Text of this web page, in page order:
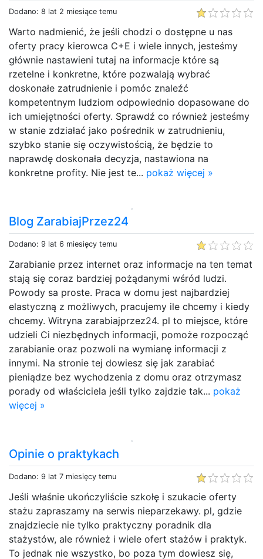
Dodano: 8 lat 2 miesiące temu
Warto nadmienić, że jeśli chodzi o dostępne u nas
oferty pracy kierowca C+E i wiele innych, jesteśmy
głównie nastawieni tutaj na informacje które są
rzetelne i konkretne, które pozwalają wybrać
doskonałe zatrudnienie i pomóc znaleźć
kompetentnym ludziom odpowiednio dopasowane do
ich umiejętności oferty. Sprawdź co również jesteśmy
w stanie zdziałać jako pośrednik w zatrudnieniu,
szybko stanie się oczywistością, że będzie to
naprawdę doskonała decyzja, nastawiona na
konkretne profity. Nie jest te... pokaż więcej »
Blog ZarabiajPrzez24
Dodano: 9 lat 6 miesięcy temu
Zarabianie przez internet oraz informacje na ten temat
stają się coraz bardziej pożądanymi wśród ludzi.
Powody sa proste. Praca w domu jest najbardziej
elastyczną z możliwych, pracujemy ile chcemy i kiedy
chcemy. Witryna zarabiajprzez24. pl to miejsce, które
udzieli Ci niezbędnych informacji, pomoże rozpocząć
zarabianie oraz pozwoli na wymianę informacji z
innymi. Na stronie tej dowiesz się jak zarabiać
pieniądze bez wychodzenia z domu oraz otrzymasz
porady od właściciela jeśli tylko zajdzie tak... pokaż
więcej »
Opinie o praktykach
Dodano: 9 lat 7 miesięcy temu
Jeśli właśnie ukończyliście szkołę i szukacie oferty
stażu zapraszamy na serwis nieparzekawy. pl, gdzie
znajdziecie nie tylko praktyczny poradnik dla
stażystów, ale również i wiele ofert stażów i praktyk.
To jednak nie wszystko, bo poza tym dowiesz się,